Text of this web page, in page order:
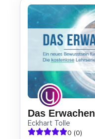
Das Erwachen
Eckhart Tolle
0 (0)